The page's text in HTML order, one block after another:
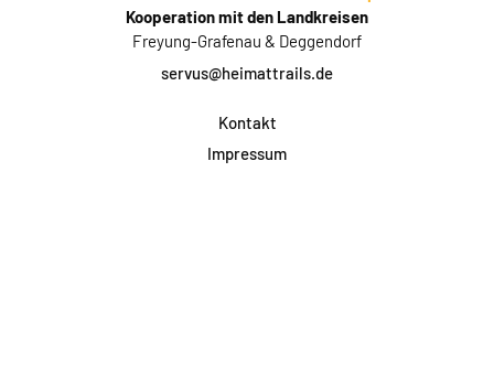
Kooperation mit den Landkreisen
Freyung-Grafenau & Deggendorf
servus@heimattrails.de
Kontakt
Impressum